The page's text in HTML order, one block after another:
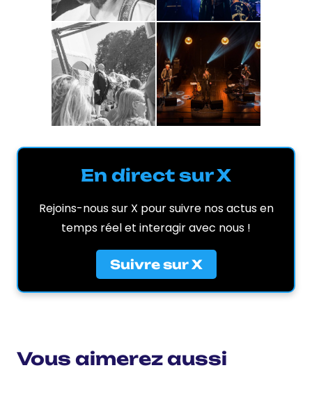
En direct sur X
Rejoins-nous sur X pour suivre nos actus en
temps réel et interagir avec nous !
Suivre sur X
Vous aimerez aussi